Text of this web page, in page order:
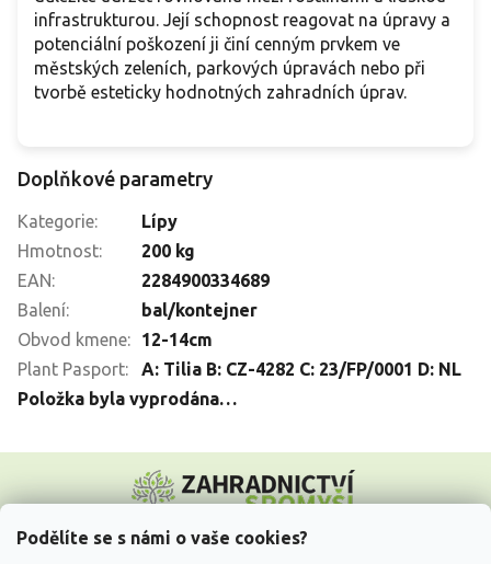
Podělíte se s námi o vaše cookies?
infrastrukturou. Její schopnost reagovat na úpravy a
potenciální poškození ji činí cenným prvkem ve
městských zeleních, parkových úpravách nebo při
tvorbě esteticky hodnotných zahradních úprav.
Doplňkové parametry
Kategorie:
Lípy
Hmotnost:
200 kg
EAN:
2284900334689
Balení:
bal/kontejner
Obvod kmene:
12-14cm
Plant Pasport:
A: Tilia B: CZ-4282 C: 23/FP/0001 D: NL
Položka byla vyprodána…
p